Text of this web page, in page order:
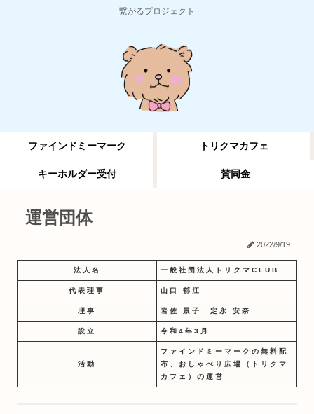
繋がるプロジェクト
ファインドミーマーク トリクマカフェ
キーホルダー受付 賛同金
運営団体
2022/9/19
法人名 一般社団法人トリクマCLUB
代表理事 山口 郁江
理事 岩佐 景子 定永 安奈
設立 令和4年3月
活動
ファインドミーマークの無料配
布、おしゃべり広場（トリクマ
カフェ）の運営